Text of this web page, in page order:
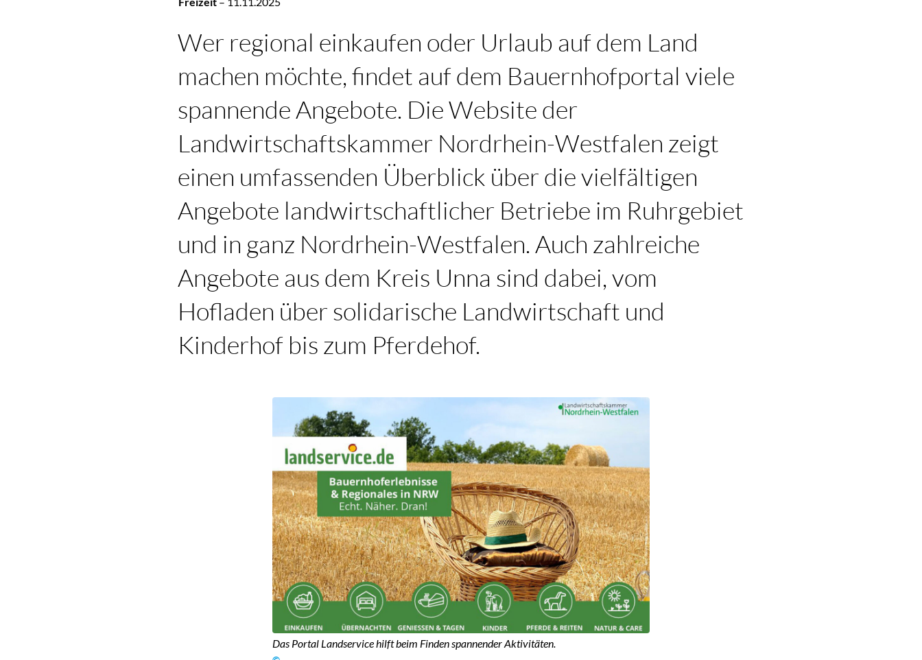
Wer regional einkaufen oder Urlaub auf dem Land
machen möchte, findet auf dem Bauernhofportal viele
spannende Angebote. Die Website der
Landwirtschaftskammer Nordrhein-Westfalen zeigt
einen umfassenden Überblick über die vielfältigen
Angebote landwirtschaftlicher Betriebe im Ruhrgebiet
und in ganz Nordrhein-Westfalen. Auch zahlreiche
Angebote aus dem Kreis Unna sind dabei, vom
Hofladen über solidarische Landwirtschaft und
Kinderhof bis zum Pferdehof.
Das Portal Landservice hilft beim Finden spannender Aktivitäten.